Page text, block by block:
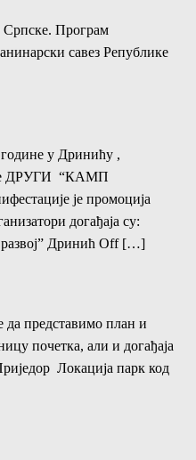
Српске. Програм
савез Републике
у Дринићу ,
се ДРУГИ “КАМП
је промоција
догађаја су:
Дринић Off […]
да представимо план и
почетка, али и догађаја
Локација парк код